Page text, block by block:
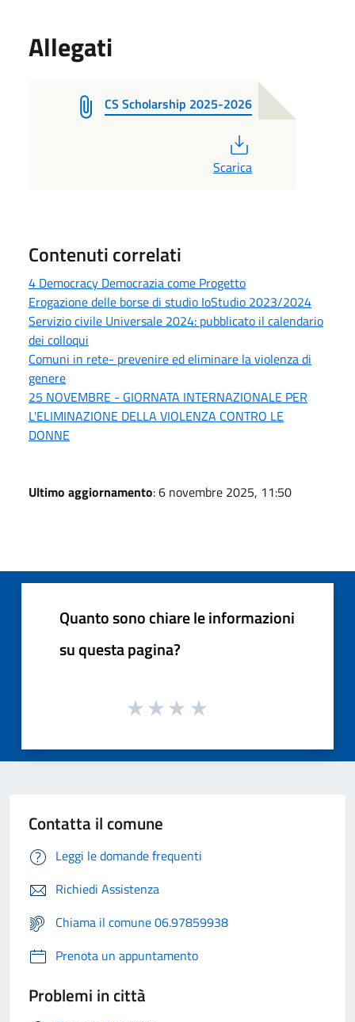
Allegati
CS Scholarship 2025-2026
Scarica
Contenuti correlati
4 Democracy Democrazia come Progetto
Erogazione delle borse di studio IoStudio 2023/2024
Servizio civile Universale 2024: pubblicato il calendario
dei colloqui
Comuni in rete- prevenire ed eliminare la violenza di
genere
25 NOVEMBRE - GIORNATA INTERNAZIONALE PER
L'ELIMINAZIONE DELLA VIOLENZA CONTRO LE
DONNE
Ultimo aggiornamento: 6 novembre 2025, 11:50
Quanto sono chiare le informazioni
su questa pagina?
Contatta il comune
Leggi le domande frequenti
Richiedi Assistenza
Chiama il comune 06.97859938
Prenota un appuntamento
Problemi in città